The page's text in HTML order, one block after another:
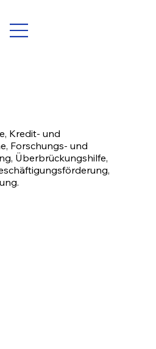
Kredit- und
Forschungs- und
Überbrückungshilfe,